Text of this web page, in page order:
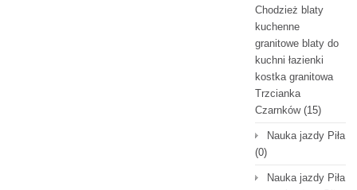
Chodzież blaty
kuchenne
granitowe blaty do
kuchni łazienki
kostka granitowa
Trzcianka
Czarnków(15)
Nauka jazdy Piła
(0)
Nauka jazdy Piła